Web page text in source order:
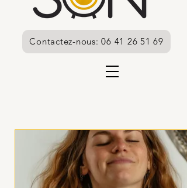
Contactez-nous: 06 41 26 51 69